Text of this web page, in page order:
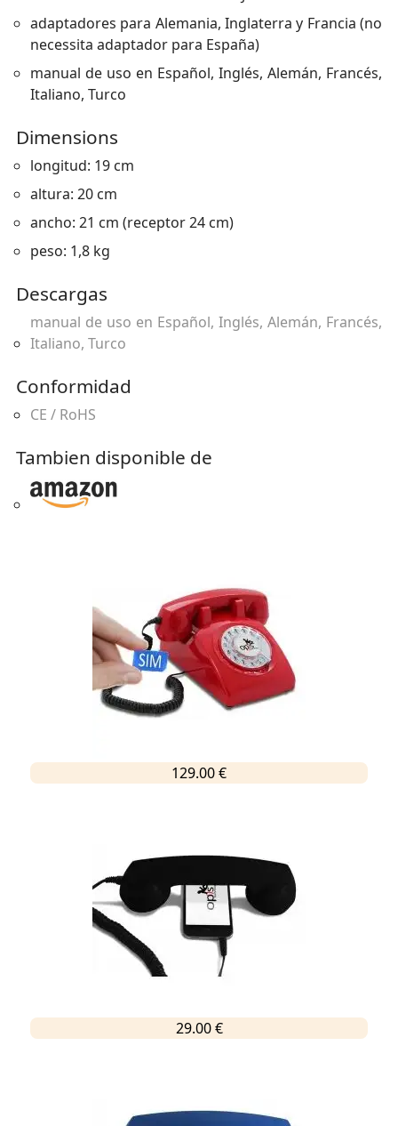
adaptadores para Alemania, Inglaterra y Francia (no
necessita adaptador para España)
manual de uso en Español, Inglés, Alemán, Francés,
Italiano, Turco
Dimensions
longitud: 19 cm
altura: 20 cm
ancho: 21 cm (receptor 24 cm)
peso: 1,8 kg
Descargas
manual de uso en Español, Inglés, Alemán, Francés,
Italiano, Turco
Conformidad
CE / RoHS
Tambien disponible de
129.00 €
29.00 €